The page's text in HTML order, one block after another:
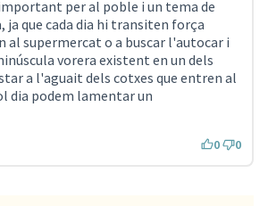
per al poble i un tema de
ja que cada dia hi transiten força
al supermercat o a buscar l'autocar i
vorera existent en un dels
a l'aguait dels cotxes que entren al
dia podem lamentar un
0 0